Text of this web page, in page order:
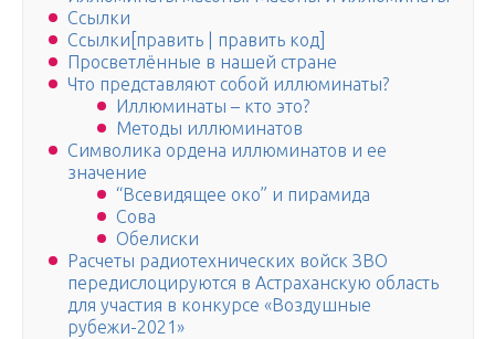
Ссылки
Ссылки[править | править код]
Просветлённые в нашей стране
Что представляют собой иллюминаты?
Иллюминаты – кто это?
Методы иллюминатов
Символика ордена иллюминатов и ее
значение
“Всевидящее око” и пирамида
Сова
Обелиски
Расчеты радиотехнических войск ЗВО
передислоцируются в Астраханскую область
для участия в конкурсе «Воздушные
рубежи-2021»